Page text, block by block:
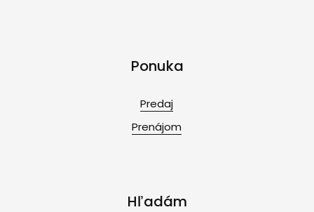
Ponuka
Predaj
Prenájom
Hľadám